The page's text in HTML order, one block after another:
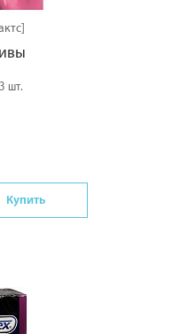
шт.
Купить